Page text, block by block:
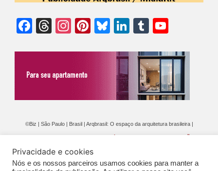
Facebook
Threads
Instagram
Pinterest
Bluesky
LinkedIn
Tumblr
©Biz | São Paulo | Brasil | Arqbrasil: O espaço da arquitetura brasileira |
GERAIS DE PUBLICAÇÃO (CGP
Privacidade e cookies
Nós e os nossos parceiros usamos cookies para manter a